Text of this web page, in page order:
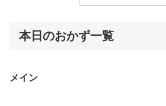
本日のおかず一覧
メイン